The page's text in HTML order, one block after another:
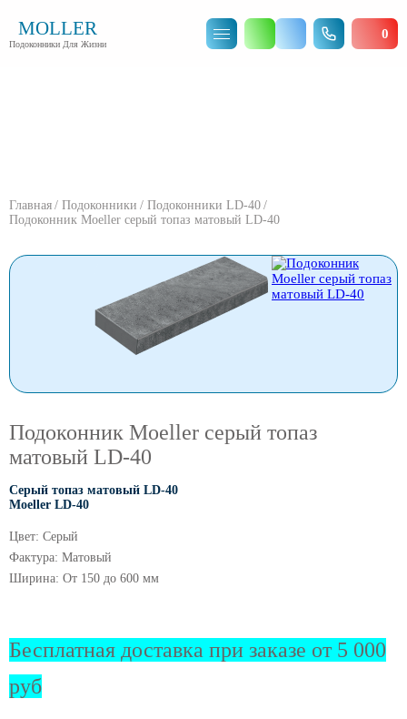
MOLLER
Подоконники Для Жизни
0
Главная Подоконники
Подоконники LD-40
Подоконник Moeller серый топаз матовый LD-40
Подоконник Moeller серый топаз
матовый LD-40
Серый топаз матовый LD-40
Moeller LD-40
Цвет: Серый
Фактура: Матовый
Ширина: От 150 до 600 мм
Бесплатная доставка при заказе от 5 000
руб